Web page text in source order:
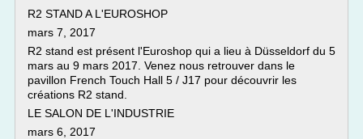
R2 STAND A L'EUROSHOP
mars 7, 2017
R2 stand est présent l'Euroshop qui a lieu à Düsseldorf du 5
mars au 9 mars 2017. Venez nous retrouver dans le
pavillon French Touch Hall 5 / J17 pour découvrir les
créations R2 stand.
LE SALON DE L'INDUSTRIE
mars 6, 2017